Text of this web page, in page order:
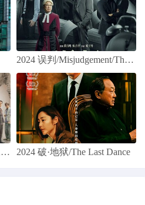
2024 误判/Misjudgement/The Prosecutor
2024 Octopus with Broken Arms 误杀3 2024 破·地狱/The Last Dance